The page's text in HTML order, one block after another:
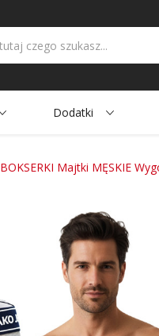
Dodatki
BOKSERKI Majtki MĘSKIE